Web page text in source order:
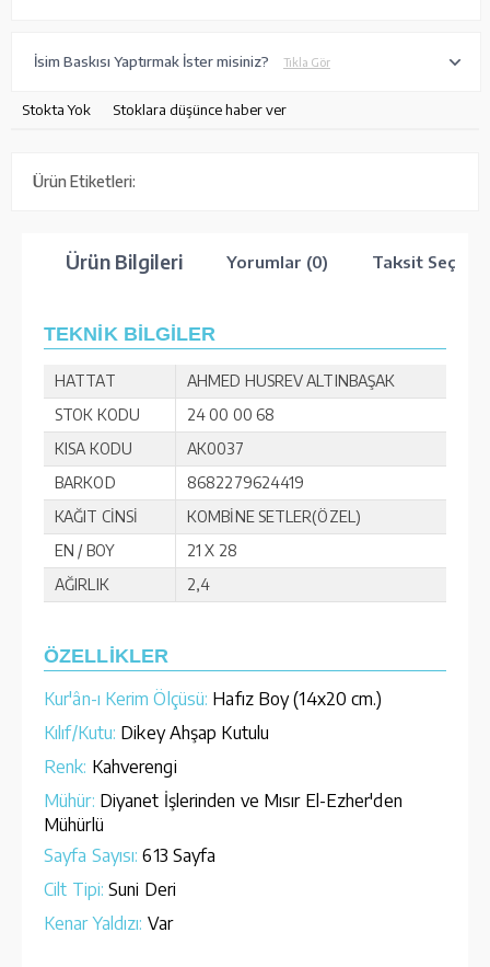
İsim Baskısı Yaptırmak İster misiniz? Tıkla Gör
Stokta Yok Stoklara düşünce haber ver
Ürün Etiketleri:
Ürün Bilgileri Yorumlar (0) Taksit
TEKNİK BİLGİLER
HATTAT
AHMED HUSREV ALTINBAŞAK
STOK KODU
24 00 00 68
KISA KODU
AK0037
BARKOD
8682279624419
KAĞIT CİNSİ
KOMBİNE SETLER(ÖZEL)
EN / BOY
21 X 28
AĞIRLIK
2,4
ÖZELLİKLER
Kur'ân-ı Kerim Ölçüsü: Hafız Boy (14x20 cm.)
Kılıf/Kutu: Dikey Ahşap Kutulu
Renk: Kahverengi
Mühür: Diyanet İşlerinden ve Mısır El-Ezher'den
Mühürlü
Sayfa Sayısı: 613 Sayfa
Cilt Tipi: Suni Deri
Kenar Yaldızı: Var